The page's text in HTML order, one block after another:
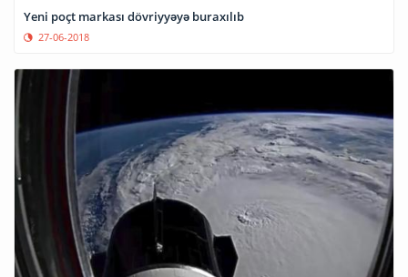
Yeni poçt markası dövriyyəyə buraxılıb
27-06-2018